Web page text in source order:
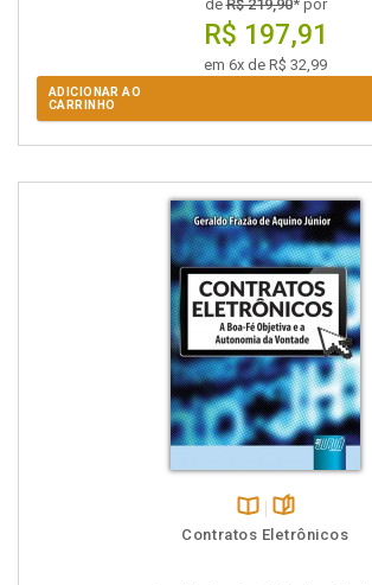
deR$ 219,90* por
R$ 197,91
em 6x de R$ 32,99
ADICIONAR AO
CARRINHO
Disponível
páginas
Contratos Eletrônicos